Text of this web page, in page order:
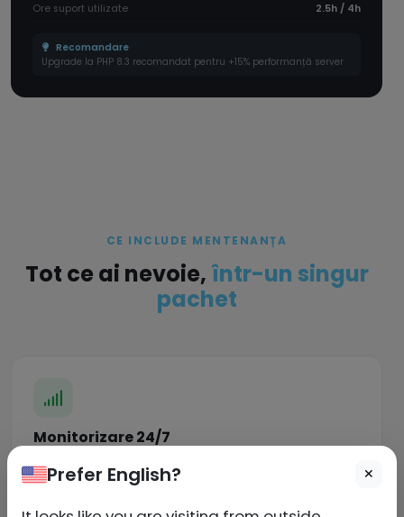
Ore suport utilizate
2.5h / 4h
Recomandare
Upgrade la PHP 8.3 recomandat pentru +15% performanță server
CE INCLUDE MENTENANȚA
Tot ce ai nevoie, într-un singur
pachet
Monitorizare 24/7
Verificare uptime la fiecare 60 secunde cu alerte
instant pe email, Slack și SMS la orice anomalie.
Prefer English? ✕